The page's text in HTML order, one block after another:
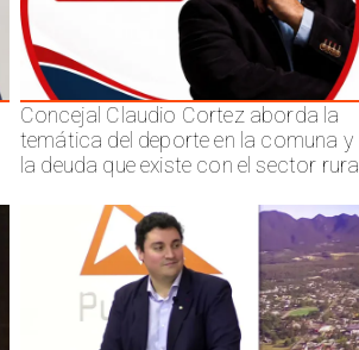
Concejal Claudio Cortez aborda la
temática del deporte en la comuna y
la deuda que existe con el sector rural